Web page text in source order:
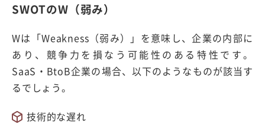
SWOTのW（弱み）
Wは「Weakness（弱み）」を意味し、企業の内部に
あり、競争力を損なう可能性のある特性です。
SaaS・BtoB企業の場合、以下のようなものが該当す
るでしょう。
技術的な遅れ